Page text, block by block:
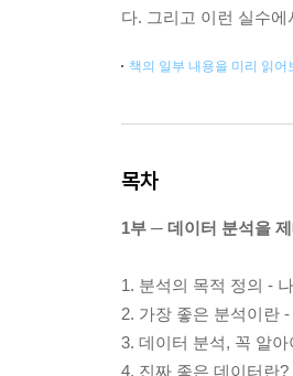
다. 그리고 이런 실수
책의 일부 내용을 미리 읽어
목차
1부 ─ 데이터 분석을
1. 분석의 목적 정의 -
2. 가장 좋은 분석이란
3. 데이터 분석, 꼭 알
4. 진짜 좋은 데이터란